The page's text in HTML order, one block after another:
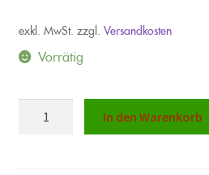
exkl. MwSt.zzgl.Versandkosten
Vorrätig
CMI
Shembiner In den Warenkorb